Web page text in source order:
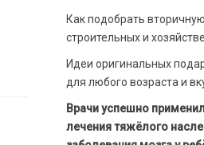
Как подобрать
строительных и
Идеи оригинальных
для любого возраста и
Врачи успешно
лечения тяжёлого